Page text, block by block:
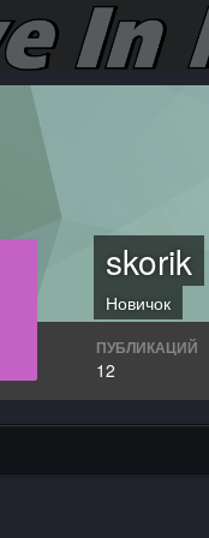
skorik
Новичок
ПУБЛИКАЦИЙ
12